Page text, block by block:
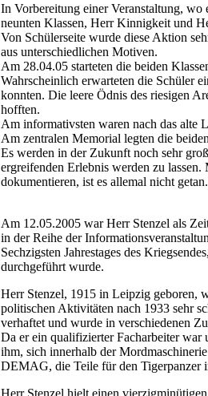
In Vorbereitung einer Veranstaltung, wo
neunten Klassen, Herr Kinnigkeit und
Von Schülerseite wurde diese Aktion
aus unterschiedlichen Motiven.
Am 28.04.05 starteten die beiden
Wahrscheinlich erwarteten die Schüler
konnten. Die leere Ödnis des riesigen
hofften.
Am informativsten waren nach das alte
Am zentralen Memorial legten die
Es werden in der Zukunft noch sehr
ergreifenden Erlebnis werden zu
dokumentieren, ist es allemal nicht getan.
Am 12.05.2005 war Herr Stenzel als
in der Reihe der
Sechzigsten Jahrestages des
durchgeführt wurde.
Herr Stenzel, 1915 in Leipzig geboren,
politischen Aktivitäten nach 1933 sehr
verhaftet und wurde in verschiedenen
Da er ein qualifizierter Facharbeiter war
ihm, sich innerhalb der
DEMAG, die Teile für den Tigerpanzer
Herr Stenzel hielt einen